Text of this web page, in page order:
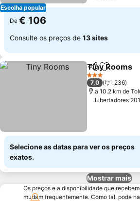
Escolha popular
De € 106
Consulte os preços de 13 sites
PartilharAdicionar
Tiny Rooms
3 Estrelas
7,0
236
a 10.2 km de
Libertadores
Selecione as datas para ver os preços
exatos.
Mostrar mais
Os preços e a disponibilidade que
mudam frequentemente. Como tal, pode